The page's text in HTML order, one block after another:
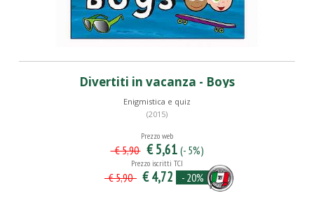
Divertiti in vacanza - Boys
Enigmistica e quiz
(2015)
Prezzo web
€ 5,90 € 5,61 (- 5%)
Prezzo iscritti TCI
€ 5,90 € 4,72 - 20%